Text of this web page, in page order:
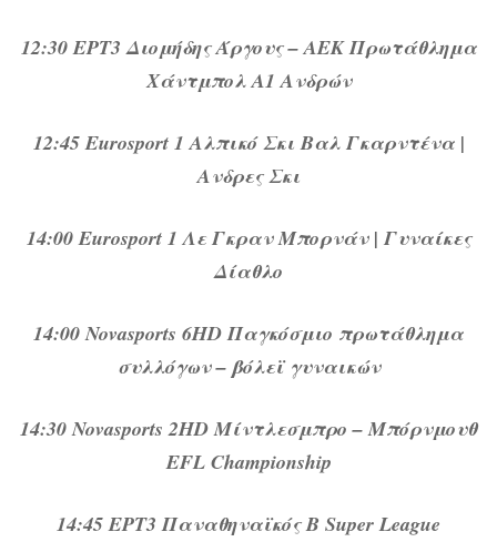
12:30 ΕΡΤ3 Διομήδης Άργους – ΑΕΚ Πρωτάθλημα
Χάντμπολ Α1 Ανδρών
12:45 Eurosport 1 Αλπικό Σκι Βαλ Γκαρντένα |
Ανδρες Σκι
14:00 Eurosport 1 Λε Γκραν Μπορνάν | Γυναίκες
Δίαθλο
14:00 Novasports 6HD Παγκόσμιο πρωτάθλημα
συλλόγων – βόλεϊ γυναικών
14:30 Novasports 2HD Μίντλεσμπρο – Μπόρνμουθ
EFL Championship
14:45 ΕΡΤ3 Παναθηναϊκός Β Super League